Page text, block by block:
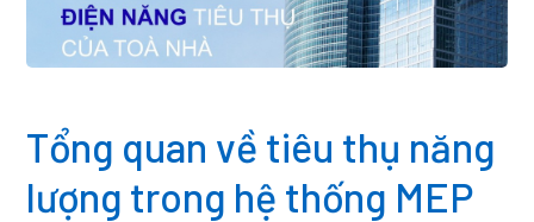
Tổng quan về tiêu thụ năng
lượng trong hệ thống MEP